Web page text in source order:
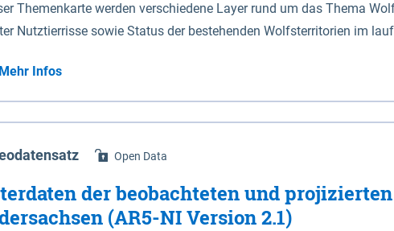
Themenkarte werden verschiedene Layer rund um das Thema
Nutztierrisse sowie Status der bestehenden Wolfsterritorien im
Mehr Infos
Open Data
der beobachteten und
(AR5-NI Version 2.1)